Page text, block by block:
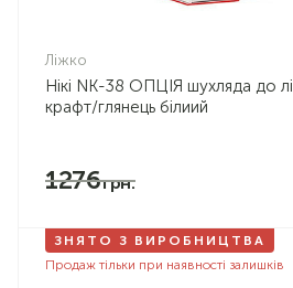
Ліжко
Нікі NK-38 ОПЦІЯ шухляда до
крафт/глянець білиий
1276
ЗНЯТО З ВИРОБНИЦТВА
Продаж тільки при наявності залишків